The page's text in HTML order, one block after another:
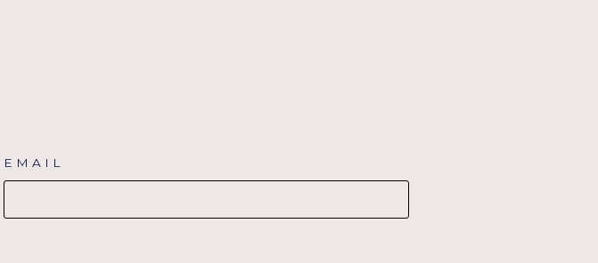
EMAIL